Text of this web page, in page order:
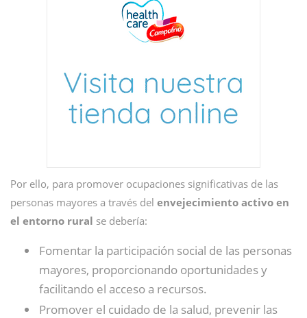
Por ello, para promover ocupaciones significativas de las
personas mayores a través del envejecimiento activo en
el entorno rural se debería:
Fomentar la participación social de las personas
mayores, proporcionando oportunidades y
facilitando el acceso a recursos.
Promover el cuidado de la salud, prevenir las